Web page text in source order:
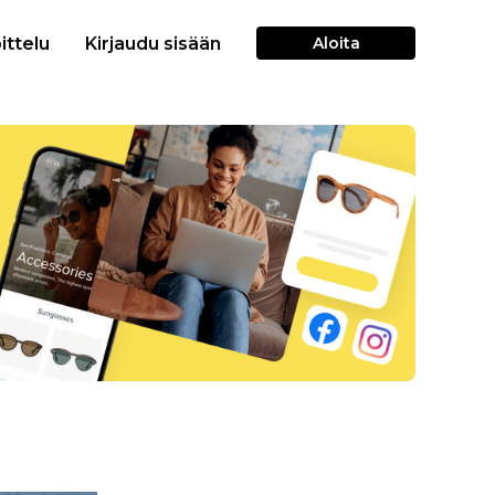
Kirjaudu sisään Aloita